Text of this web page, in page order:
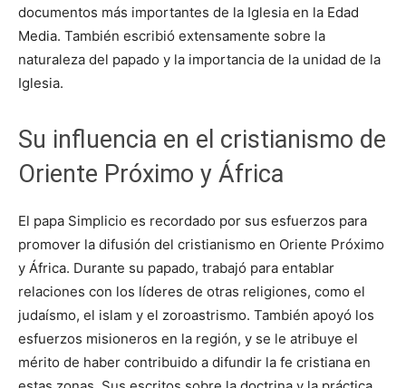
documentos más importantes de la Iglesia en la Edad
Media. También escribió extensamente sobre la
naturaleza del papado y la importancia de la unidad de la
Iglesia.
Su influencia en el cristianismo de
Oriente Próximo y África
El papa Simplicio es recordado por sus esfuerzos para
promover la difusión del cristianismo en Oriente Próximo
y África. Durante su papado, trabajó para entablar
relaciones con los líderes de otras religiones, como el
judaísmo, el islam y el zoroastrismo. También apoyó los
esfuerzos misioneros en la región, y se le atribuye el
mérito de haber contribuido a difundir la fe cristiana en